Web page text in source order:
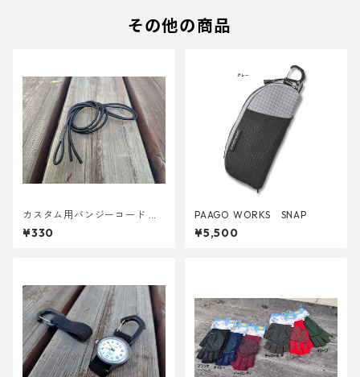
その他の商品
カスタム用バンジーコード 交
換ショックコード
¥330
PAAGO WORKS SNAP
¥5,500